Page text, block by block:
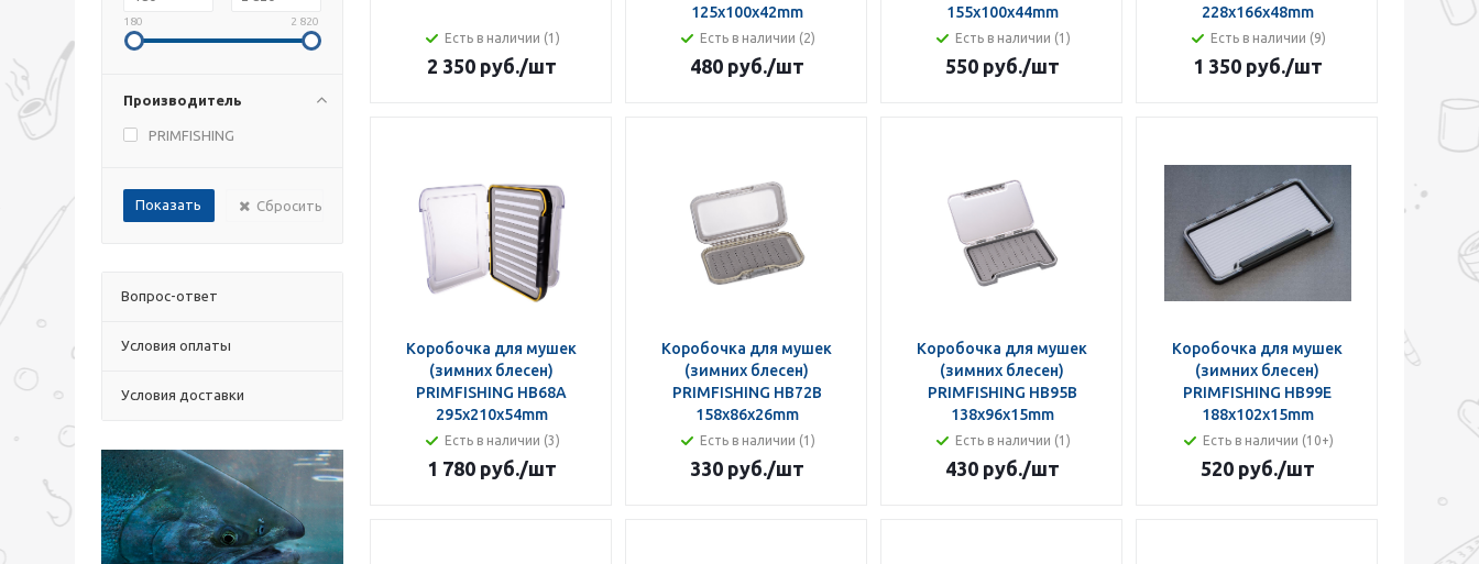
180 2 820
Производитель
PRIMFISHING
Сбросить
Вопрос-ответ
Условия оплаты
Условия доставки
Есть в наличии (1)
2 350 руб./шт
125x100x42mm
Есть в наличии (2)
480 руб./шт
155x100x44mm
Есть в наличии (1)
550 руб./шт
228x166x48mm
Есть в наличии (9)
1 350 руб./шт
Коробочка для мушек
(зимних блесен)
PRIMFISHING HB68A
295x210x54mm
Есть в наличии (3)
1 780 руб./шт
Коробочка для мушек
(зимних блесен)
PRIMFISHING HB72B
158x86x26mm
Есть в наличии (1)
330 руб./шт
Коробочка для мушек
(зимних блесен)
PRIMFISHING HB95B
138x96x15mm
Есть в наличии (1)
430 руб./шт
Коробочка для мушек
(зимних блесен)
PRIMFISHING HB99E
188x102x15mm
Есть в наличии (10+)
520 руб./шт